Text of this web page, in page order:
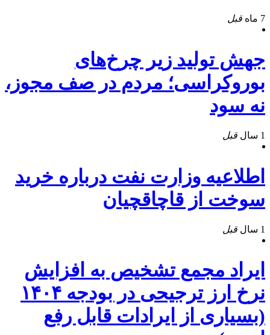
7 ماه قبل
جهش تولید زیر چرخ‌های
بوروکراسی؛ مردم در صف مجوز،
نه سود
1 سال قبل
اطلاعیه وزارت نفت درباره خرید
سوخت از قاچاقچیان
1 سال قبل
ایراد مجمع تشخیص به افزایش
نرخ ارز ترجیحی در بودجه ۱۴۰۴
(بسیاری از ایرادات قابل رفع